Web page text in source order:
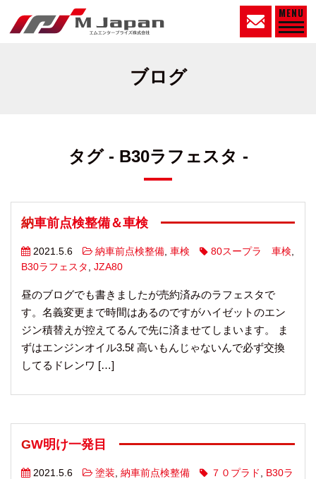
MENU
ブログ
タグ - B30ラフェスタ -
納車前点検整備＆車検
2021.5.6 納車前点検整備, 車検 80スープラ 車検,
B30ラフェスタ , JZA80
昼のブログでも書きましたが売約済みのラフェスタで
す。名義変更まで時間はあるのですがハイゼットのエン
ジン積替えが控えてるんで先に済ませてしまいます。 ま
ずはエンジンオイル3.5ℓ 高いもんじゃないんで必ず交換
してるドレンワ […]
GW明け一発目
2021.5.6 塗装, 納車前点検整備 ７０プラド , B30ラ